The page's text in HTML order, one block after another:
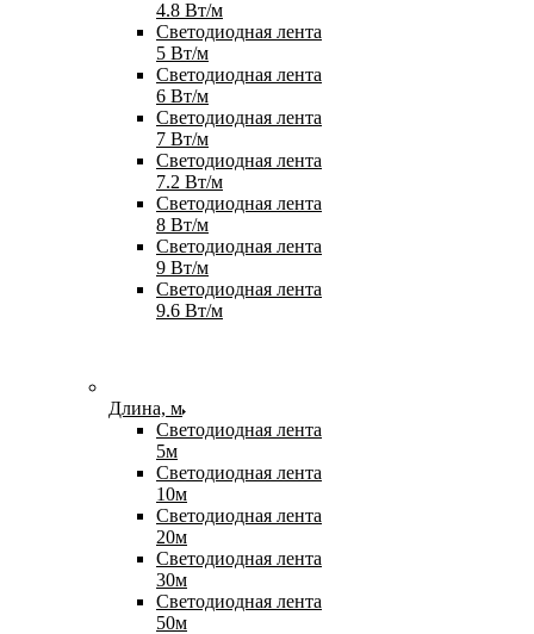
4.8 Вт/м
Светодиодная лента
5 Вт/м
Светодиодная лента
6 Вт/м
Светодиодная лента
7 Вт/м
Светодиодная лента
7.2 Вт/м
Светодиодная лента
8 Вт/м
Светодиодная лента
9 Вт/м
Светодиодная лента
9.6 Вт/м
Длина, м
Светодиодная лента
5м
Светодиодная лента
10м
Светодиодная лента
20м
Светодиодная лента
30м
Светодиодная лента
50м